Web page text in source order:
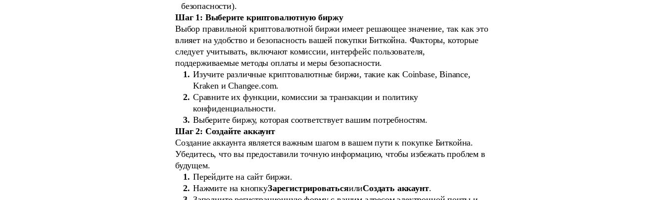
безопасности).
Шаг 1: Выберите криптовалютную биржу
Выбор правильной криптовалютной биржи имеет решающее значение, так как это
влияет на удобство и безопасность вашей покупки Биткойна. Факторы, которые
следует учитывать, включают комиссии, интерфейс пользователя,
поддерживаемые методы оплаты и меры безопасности.
Изучите различные криптовалютные биржи, такие как Coinbase, Binance,
Kraken и Changee.com.
Сравните их функции, комиссии за транзакции и политику
конфиденциальности.
Выберите биржу, которая соответствует вашим потребностям.
Шаг 2: Создайте аккаунт
Создание аккаунта является важным шагом в вашем пути к покупке Биткойна.
Убедитесь, что вы предоставили точную информацию, чтобы избежать проблем в
будущем.
Перейдите на сайт биржи.
Нажмите на кнопкуЗарегистрироватьсяилиСоздать аккаунт.